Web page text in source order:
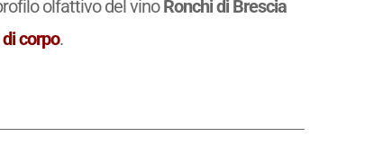
olfattivo del vinoRonchi di Brescia
di corpo.